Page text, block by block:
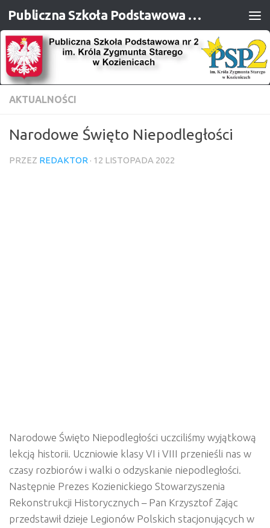
Przejdź do treści Publiczna Szkoła Podstawowa nr 2 im. Króla Zygmunta Starego w Kozienicach
AKTUALNOŚCI
Narodowe Święto Niepodległości
PRZEZ REDAKTOR · 12 LISTOPADA 2022
Narodowe Święto Niepodległości uczciliśmy wyjątkową
lekcją historii. Uczniowie klasy VI i VIII przenieśli nas w
czasy rozbiorów i walki o odzyskanie niepodległości.
Następnie Prezes Kozienickiego Stowarzyszenia
Rekonstrukcji Historycznych – Pan Krzysztof Zając
przedstawił dzieje Legionów Polskich stacjonujących w